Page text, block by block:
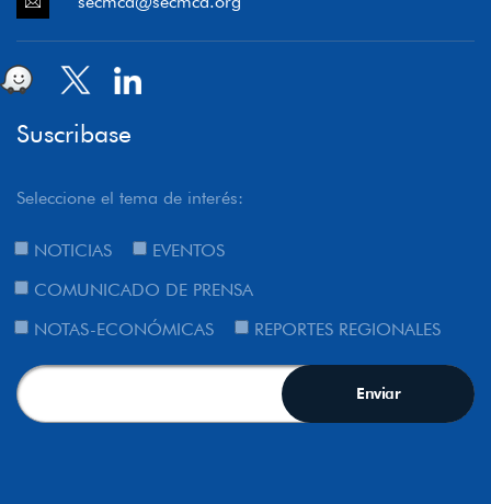
Suscribase
Seleccione el tema de interés:
NOTICIAS
EVENTOS
COMUNICADO DE PRENSA
NOTAS-ECONÓMICAS
REPORTES REGIONALES